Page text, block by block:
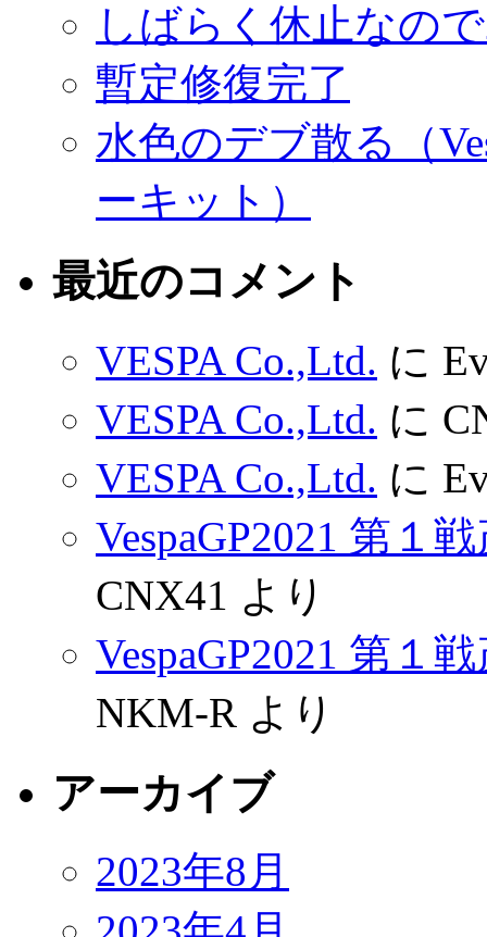
しばらく休止なの
暫定修復完了
水色のデブ散る（
ーキット）
最近のコメント
VESPA Co.,Ltd. に
VESPA Co.,Ltd. に
VESPA Co.,Ltd. に
VespaGP2021 第１
CNX41 より
VespaGP2021 第１
NKM-R より
アーカイブ
2023年8月